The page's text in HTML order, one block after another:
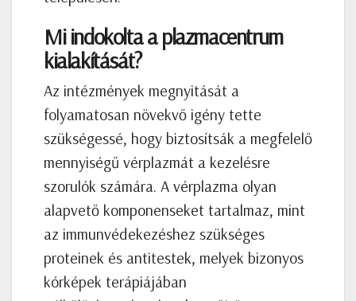
Mi indokolta a plazmacentrum
kialakítását?
Az intézmények megnyitását a
folyamatosan növekvő igény tette
szükségessé, hogy biztosítsák a megfelelő
mennyiségű vérplazmát a kezelésre
szorulók számára. A vérplazma olyan
alapvető komponenseket tartalmaz, mint
az immunvédekezéshez szükséges
proteinek és antitestek, melyek bizonyos
kórképek terápiájában